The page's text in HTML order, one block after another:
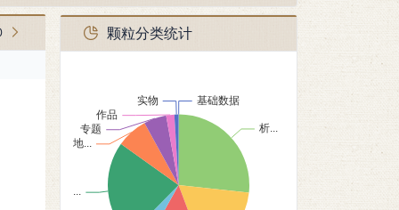
颗粒分类统计